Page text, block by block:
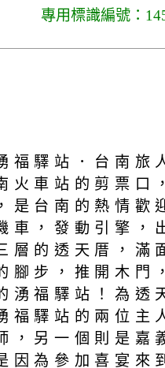
專用標識編號：
福驛站．台南旅
火車站的剪票口
是台南的熱情歡
車，發動引擎，
層的透天厝，滿
腳步，推開木門
湧福驛站！為透
福驛站的兩位主
，另一個則是嘉
因為參加喜宴來